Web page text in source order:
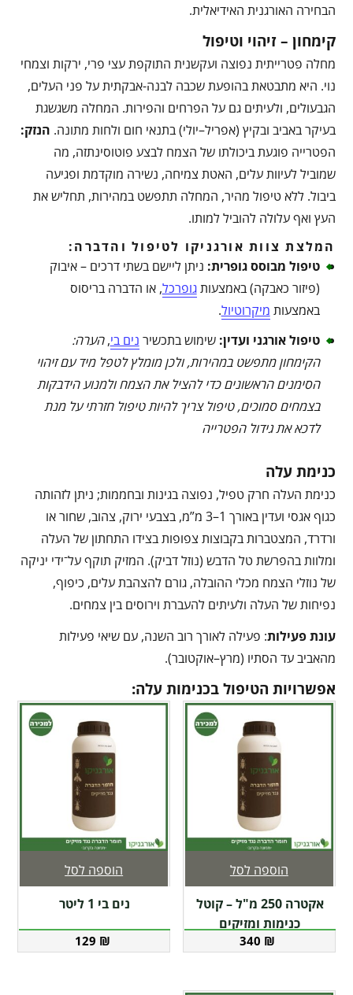
הבחירה האורגנית האידיאלית.
קימחון – זיהוי וטיפול
מחלה פטרייתית נפוצה ועקשנית התוקפת עצי פרי, ירקות וצמחי
נוי. היא מתבטאת בהופעת שכבה לבנה-אבקתית על פני העלים,
הגבעולים, ולעיתים גם על הפרחים והפירות. המחלה משגשגת
בעיקר באביב ובקיץ (אפריל–יולי) בתנאי חום ולחות מתונה. הנזק:
הפטרייה פוגעת ביכולתו של הצמח לבצע פוטוסינתזה, מה
שמוביל לעיוות עלים, האטת צמיחה, נשירה מוקדמת ופגיעה
ביבול. ללא טיפול מהיר, המחלה תתפשט במהירות, תחליש את
העץ ואף עלולה להוביל למותו.
המלצת צוות אורגניקו לטיפול והדברה:
טיפול מבוסס גופרית: ניתן ליישם בשתי דרכים – איבוק
(פיזור כאבקה) באמצעותגופרכל, או הדברה בריסוס
באמצעות מיקרוטיול.
טיפול אורגני ועדין: שימוש בתכשיר נים בי,הערה:
הקימחון מתפשט במהירות, ולכן מומלץ לטפל מיד עם זיהוי
הסימנים הראשונים כדי להציל את הצמח ולמנוע הידבקות
בצמחים סמוכים, טיפול צריך להיות טיפול חזרתי על מנת
לדכא את גידול הפטרייה
כנימת עלה
כנימת העלה חרק טפיל, נפוצה בגינות ובחממות; ניתן לזהותה
כגוף אגסי ועדין באורך 1–3 מ”מ, בצבעי ירוק, צהוב, שחור או
ורדרד, המצטברות בקבוצות צפופות בצידו התחתון של העלה
ומלוות בהפרשת טל הדבש (נוזל דביק). המזיק תוקף על־ידי יניקה
של נוזלי הצמח מכלי ההובלה, גורם להצהבת עלים, כיפוף,
נפיחות של העלה ולעיתים להעברת וירוסים בין צמחים.
עונת פעילות: פעילה לאורך רוב השנה, עם שיאי פעילות
מהאביב עד הסתיו (מרץ–אוקטובר).
אפשרויות הטיפול בכנימות עלה:
אקטרה 250 מ"ל – קוטל
כנימות ומזיקים
340 ₪
הוספה לסל
נים בי 1 ליטר
129 ₪
הוספה לסל